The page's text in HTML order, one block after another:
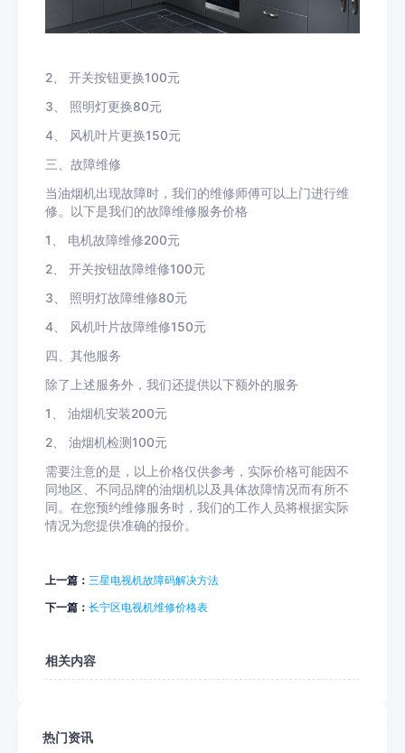
2、 开关按钮更换100元
3、 照明灯更换80元
4、 风机叶片更换150元
三、故障维修
当油烟机出现故障时，我们的维修师傅可以上门进行维
修。以下是我们的故障维修服务价格
1、 电机故障维修200元
2、 开关按钮故障维修100元
3、 照明灯故障维修80元
4、 风机叶片故障维修150元
四、其他服务
除了上述服务外，我们还提供以下额外的服务
1、 油烟机安装200元
2、 油烟机检测100元
需要注意的是，以上价格仅供参考，实际价格可能因不
同地区、不同品牌的油烟机以及具体故障情况而有所不
同。在您预约维修服务时，我们的工作人员将根据实际
情况为您提供准确的报价。
上一篇： 三星电视机故障码解决方法
下一篇： 长宁区电视机维修价格表
相关内容
热门资讯